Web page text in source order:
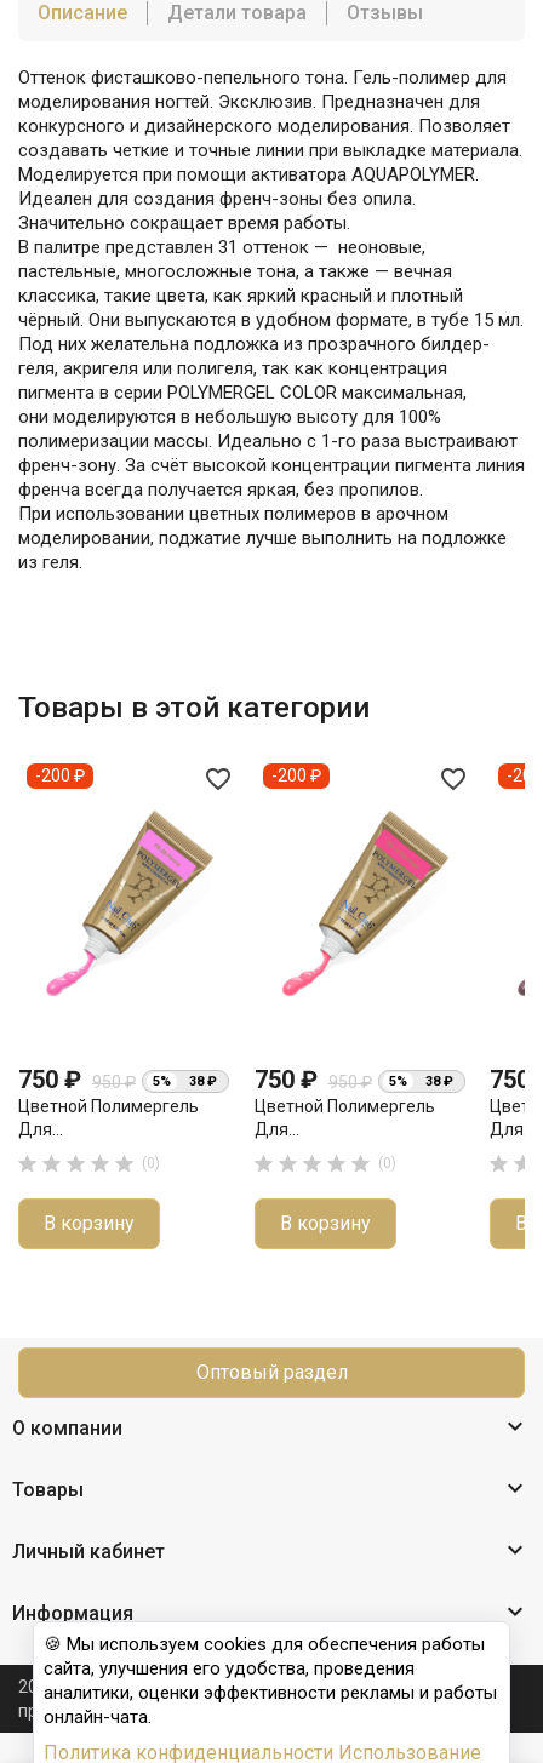
Описание Детали товара Отзывы
Оттенок фисташково-пепельного тона. Гель-полимер для
моделирования ногтей. Эксклюзив. Предназначен для
конкурсного и дизайнерского моделирования. Позволяет
создавать четкие и точные линии при выкладке материала.
Моделируется при помощи активатора AQUAPOLYMER.
Идеален для создания френч-зоны без опила.
Значительно сокращает время работы.
В палитре представлен 31 оттенок — неоновые,
пастельные, многосложные тона, а также — вечная
классика, такие цвета, как яркий красный и плотный
чёрный. Они выпускаются в удобном формате, в тубе 15 мл.
Под них желательна подложка из прозрачного билдер-
геля, акригеля или полигеля, так как концентрация
пигмента в серии POLYMERGEL COLOR максимальная,
они моделируются в небольшую высоту для 100%
полимеризации массы. Идеально с 1-го раза выстраивают
френч-зону. За счёт высокой концентрации пигмента линия
френча всегда получается яркая, без пропилов.
При использовании цветных полимеров в арочном
моделировании, поджатие лучше выполнить на подложке
из геля.
Товары в этой категории
favorite_border
750 ₽ 950 ₽ 5% 38 ₽
Цветной Полимергель
Для...
     (0)
В корзину
-200 ₽ favorite_border
750 ₽ 950 ₽ 5% 38 ₽
Цветной Полимергель
Для...
     (0)
В корзину
-200 ₽
750
Для...
 
В
-
Оптовый раздел
О компании 
Товары 
Личный кабинет 
Информация 
2026 © Nail Club professional - официальный сайт
производителя бренда для наращивания ногтей
🍪 Мы используем cookies для обеспечения работы
сайта, улучшения его удобства, проведения
аналитики, оценки эффективности рекламы и работы
онлайн-чата.
Политика конфиденциальности Использование